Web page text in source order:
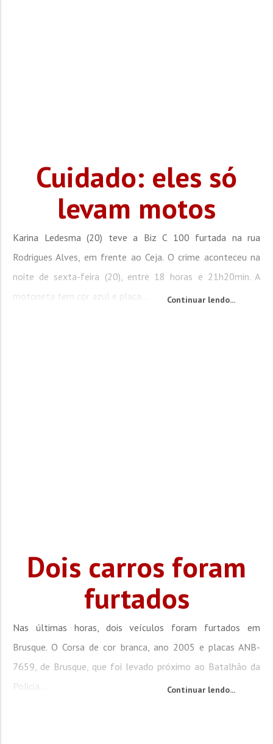
Cuidado: eles só
levam motos
Karina Ledesma (20) teve a Biz C 100 furtada na rua
Rodrigues Alves, em frente ao Ceja. O crime aconteceu na
noite de sexta-feira (20), entre 18 horas e 21h20min. A
motoneta tem cor azul e placa...
Continuar lendo...
Dois carros foram
furtados
Nas últimas horas, dois veículos foram furtados em
Brusque. O Corsa de cor branca, ano 2005 e placas ANB-
7659, de Brusque, que foi levado próximo ao Batalhão da
Policia...
Continuar lendo...